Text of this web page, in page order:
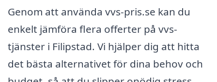
Genom att använda vvs-pris.se kan du
enkelt jämföra flera offerter på vvs-
tjänster i Filipstad. Vi hjälper dig att hitta
det bästa alternativet för dina behov och